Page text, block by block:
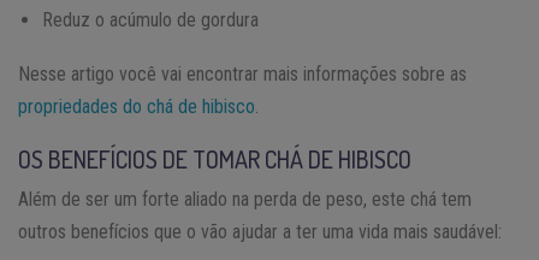
Reduz o acúmulo de gordura
Nesse artigo você vai encontrar mais informações sobre as
propriedades do chá de hibisco.
OS BENEFÍCIOS DE TOMAR CHÁ DE HIBISCO
Além de ser um forte aliado na perda de peso, este chá tem
outros benefícios que o vão ajudar a ter uma vida mais saudável: